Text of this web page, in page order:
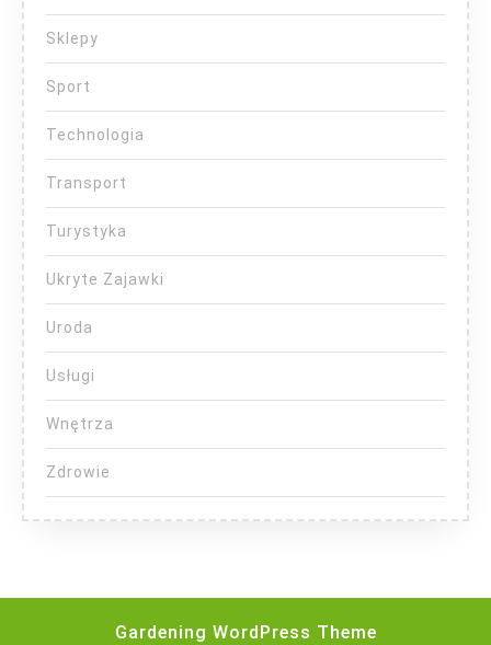
Sklepy
Sport
Technologia
Transport
Turystyka
Ukryte Zajawki
Uroda
Usługi
Wnętrza
Zdrowie
Gardening WordPress Theme